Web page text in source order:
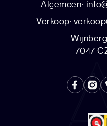
Algemeen:
Verkoop:
7047